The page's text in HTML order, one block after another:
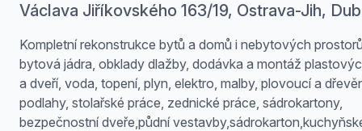
Václava Jiříkovského 163/19, Ostrava-Jih,
Kompletní rekonstrukce bytů a domů i nebytových
bytová jádra, obklady dlažby, dodávka a montáž
a dveří, voda, topení, plyn, elektro, malby, plovoucí a
podlahy, stolařské práce, zednické práce, sádrokartony,
bezpečnostní dveře,půdní